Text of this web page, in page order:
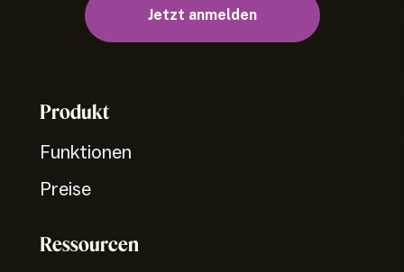
Jetzt anmelden
Produkt
Funktionen
Preise
Ressourcen